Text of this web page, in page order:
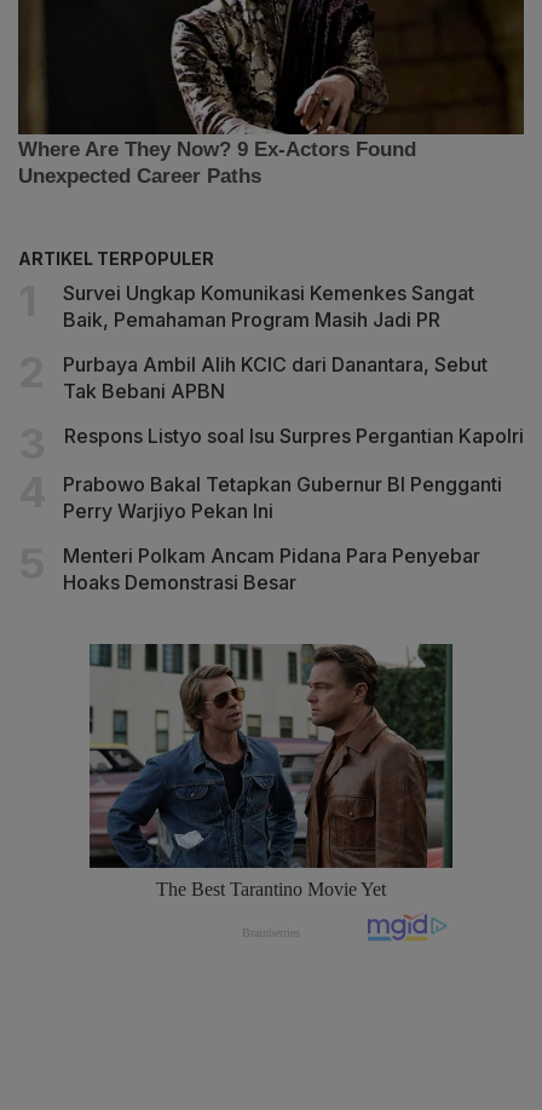
ARTIKEL TERPOPULER
Survei Ungkap Komunikasi Kemenkes Sangat
Baik, Pemahaman Program Masih Jadi PR
Purbaya Ambil Alih KCIC dari Danantara, Sebut
Tak Bebani APBN
Respons Listyo soal Isu Surpres Pergantian Kapolri
Prabowo Bakal Tetapkan Gubernur BI Pengganti
Perry Warjiyo Pekan Ini
Menteri Polkam Ancam Pidana Para Penyebar
Hoaks Demonstrasi Besar